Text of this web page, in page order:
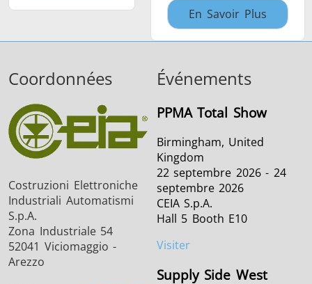
En Savoir Plus
Coordonnées
Costruzioni Elettroniche
Industriali Automatismi
S.p.A.
Zona Industriale 54
52041 Viciomaggio -
Arezzo
Événements
PPMA Total Show
Birmingham, United
Kingdom
22 septembre 2026 - 24
septembre 2026
CEIA S.p.A.
Hall 5 Booth E10
Visiter
Supply Side West